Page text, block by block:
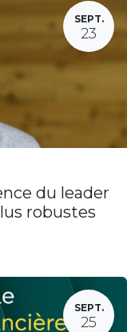
SEPT.
23
du leader
robustes
SEPT.
25